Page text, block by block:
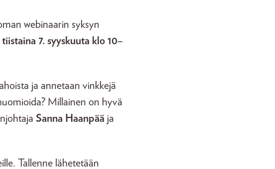
webinaarin syksyn
7. syyskuuta klo 10–
ja annetaan vinkkejä
Millainen on hyvä
Sanna Haanpää ja
Tallenne lähetetään